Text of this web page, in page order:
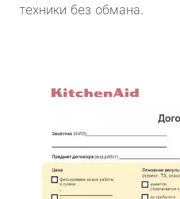
техники без обмана.